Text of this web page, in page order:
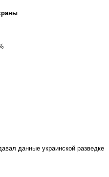
данные украинской разведке